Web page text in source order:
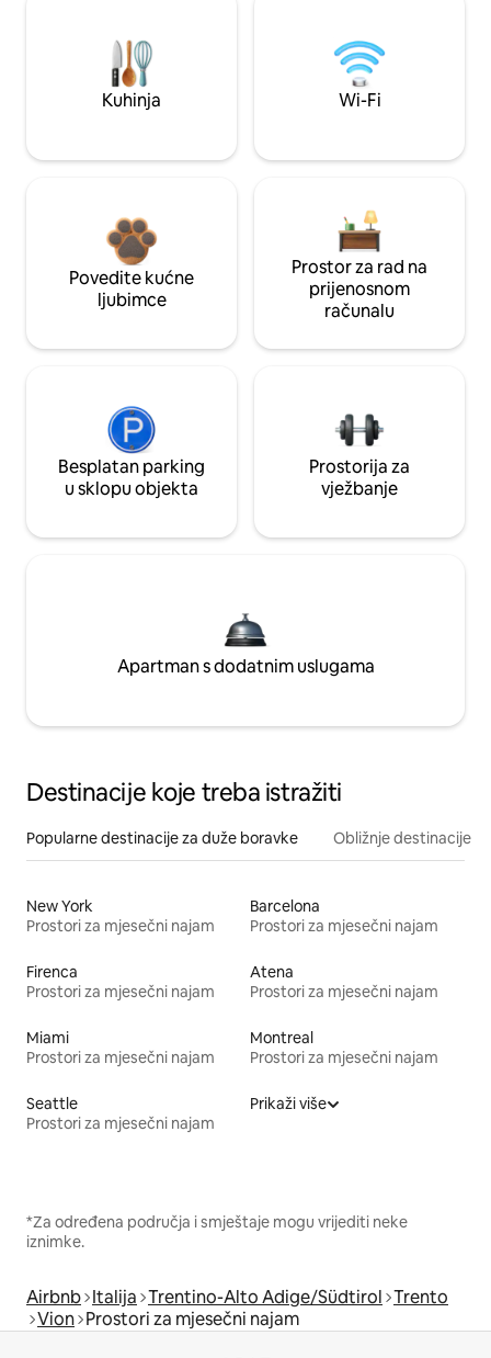
Kuhinja Wi-Fi
Povedite kućne
ljubimce
Prostor za rad na
prijenosnom
računalu
Besplatan parking
u sklopu objekta
Prostorija za
vježbanje
Apartman s dodatnim uslugama
Destinacije koje treba istražiti
Popularne destinacije za duže boravke Obližnje destinacije
New York
Prostori za mjesečni najam
Barcelona
Prostori za mjesečni najam
Firenca
Prostori za mjesečni najam
Atena
Prostori za mjesečni najam
Miami
Prostori za mjesečni najam
Montreal
Prostori za mjesečni najam
Seattle
Prostori za mjesečni najam
Prikaži više
*Za određena područja i smještaje mogu vrijediti neke
iznimke.
Airbnb Italija Trentino-Alto Adige/Südtirol Trento
Vion Prostori za mjesečni najam